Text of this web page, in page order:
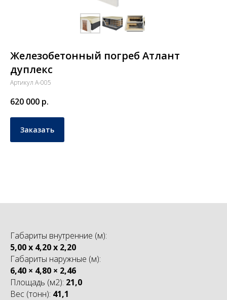
Железобетонный погреб Атлант
дуплекс
Артикул А-005
620 000 р.
Заказать
Габариты внутренние (м):
5,00 x 4,20 x 2,20
Габариты наружные (м):
6,40 × 4,80 × 2,46
Площадь (м2): 21,0
Вес (тонн): 41,1